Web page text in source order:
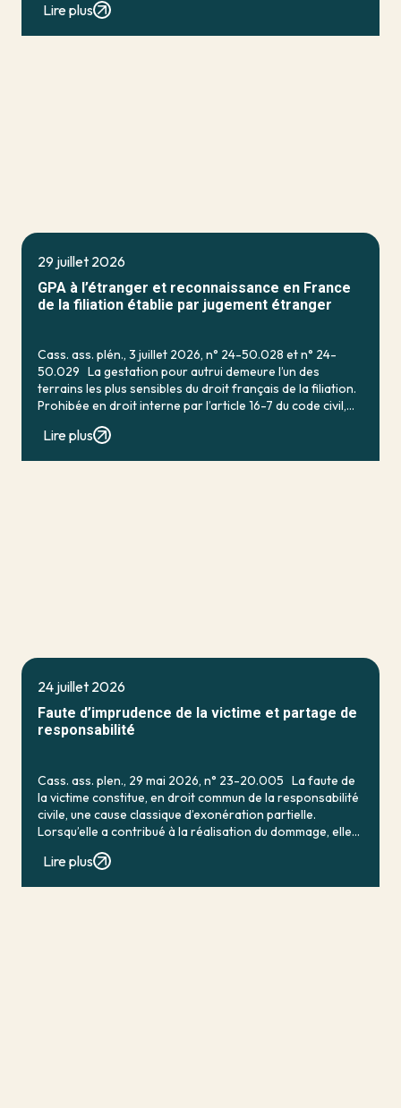
Lire plus
29 juillet 2026
GPA à l’étranger et reconnaissance en France
de la filiation établie par jugement étranger
Cass. ass. plén., 3 juillet 2026, n° 24-50.028 et n° 24-
50.029 La gestation pour autrui demeure l’un des
terrains les plus sensibles du droit français de la filiation.
Prohibée en droit interne par l’article 16-7 du code civil,
Lire plus
24 juillet 2026
Faute d’imprudence de la victime et partage de
responsabilité
Cass. ass. plen., 29 mai 2026, n° 23-20.005 La faute de
la victime constitue, en droit commun de la responsabilité
civile, une cause classique d’exonération partielle.
Lorsqu’elle a contribué à la réalisation du dommage, elle
conduit en principe à […]
Lire plus